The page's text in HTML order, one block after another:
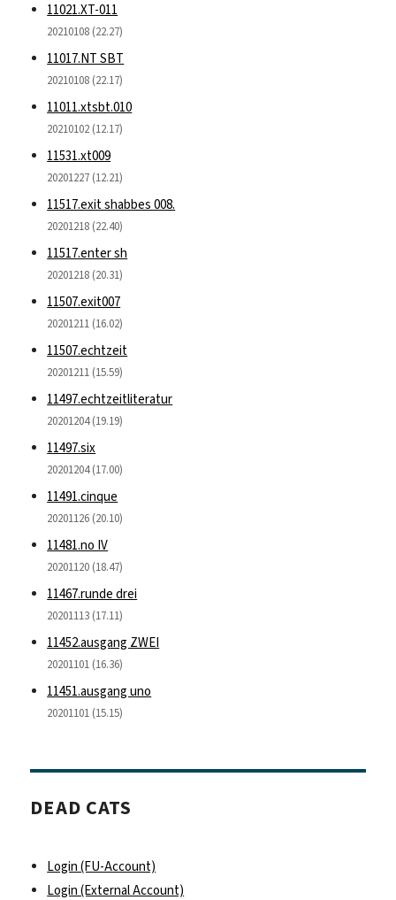
11021.XT-011
20210108 (22.27)
11017.NT SBT
20210108 (22.17)
11011.xtsbt.010
20210102 (12.17)
11531.xt009
20201227 (12.21)
11517.exit shabbes 008.
20201218 (22.40)
11517.enter sh
20201218 (20.31)
11507.exit007
20201211 (16.02)
11507.echtzeit
20201211 (15.59)
11497.echtzeitliteratur
20201204 (19.19)
11497.six
20201204 (17.00)
11491.cinque
20201126 (20.10)
11481.no IV
20201120 (18.47)
11467.runde drei
20201113 (17.11)
11452.ausgang ZWEI
20201101 (16.36)
11451.ausgang uno
20201101 (15.15)
DEAD CATS
Login (FU-Account)
Login (External Account)